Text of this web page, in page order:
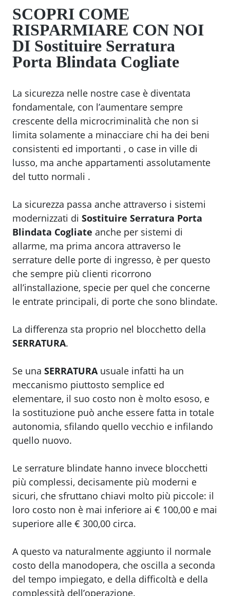
SCOPRI COME
RISPARMIARE CON NOI
DI Sostituire Serratura
Porta Blindata Cogliate
La sicurezza nelle nostre case è diventata
fondamentale, con l’aumentare sempre
crescente della microcriminalità che non si
limita solamente a minacciare chi ha dei beni
consistenti ed importanti , o case in ville di
lusso, ma anche appartamenti assolutamente
del tutto normali .
La sicurezza passa anche attraverso i sistemi
modernizzati di Sostituire Serratura Porta
Blindata Cogliate anche per sistemi di
allarme, ma prima ancora attraverso le
serrature delle porte di ingresso, è per questo
che sempre più clienti ricorrono
all’installazione, specie per quel che concerne
le entrate principali, di porte che sono blindate.
La differenza sta proprio nel blocchetto della
SERRATURA.
Se una SERRATURAusuale infatti ha un
meccanismo piuttosto semplice ed
elementare, il suo costo non è molto esoso, e
la sostituzione può anche essere fatta in totale
autonomia, sfilando quello vecchio e infilando
quello nuovo.
Le serrature blindate hanno invece blocchetti
più complessi, decisamente più moderni e
sicuri, che sfruttano chiavi molto più piccole: il
loro costo non è mai inferiore ai € 100,00 e mai
superiore alle € 300,00 circa.
A questo va naturalmente aggiunto il normale
costo della manodopera, che oscilla a seconda
del tempo impiegato, e della difficoltà e della
complessità dell’operazione.